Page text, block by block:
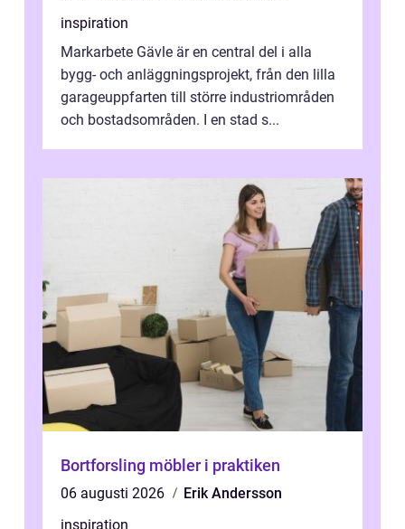
inspiration
Markarbete Gävle är en central del i alla
bygg- och anläggningsprojekt, från den lilla
garageuppfarten till större industriområden
och bostadsområden. I en stad s...
Bortforsling möbler i praktiken
06 augusti 2026
Erik Andersson
inspiration